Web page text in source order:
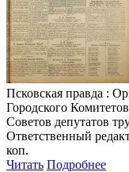
Псковская правда :
Городского
Советов депутатов
Ответственный
коп.
Читать Подробнее